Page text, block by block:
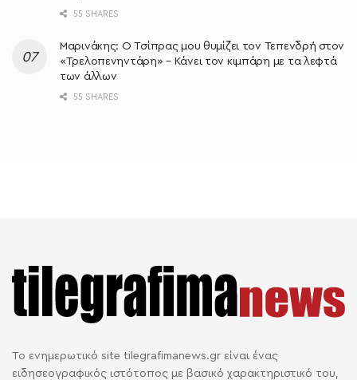
55 SHARES
Μαρινάκης: Ο Τσίπρας μου θυμίζει τον Τεπενδρή στον
«Τρελοπενηντάρη» – Κάνει τον κιμπάρη με τα λεφτά
των άλλων
55 SHARES
Το ενημερωτικό site tilegrafimanews.gr είναι ένας
ειδησεογραφικός ιστότοπος με βασικό χαρακτηριστικό του,